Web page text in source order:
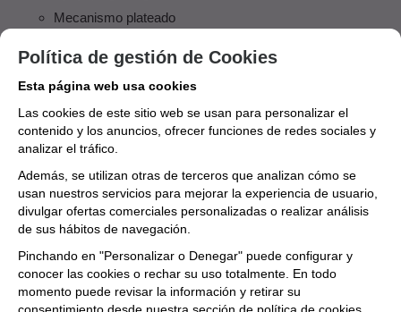
Mecanismo plateado
Zapatillas de cuero y corcho natural
Estuche acabado en cuero
FICHA TÉCNICA
Clarinete
MARCA
BUFFET
TAGS
profesional
PromoBuffet200Aniversario
Política de gestión de Cookies
Esta página web usa cookies
Las cookies de este sitio web se usan para personalizar el
contenido y los anuncios, ofrecer funciones de redes sociales y
analizar el tráfico.
Además, se utilizan otras de terceros que analizan cómo se
usan nuestros servicios para mejorar la experiencia de usuario,
divulgar ofertas comerciales personalizadas o realizar análisis
de sus hábitos de navegación.
Pinchando en "Personalizar o Denegar" puede configurar y
conocer las cookies o rechar su uso totalmente. En todo
momento puede revisar la información y retirar su
consentimiento desde nuestra sección de política de cookies.